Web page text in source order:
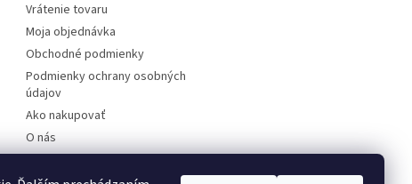
Vrátenie tovaru
Moja objednávka
Obchodné podmienky
Podmienky ochrany osobných
údajov
Ako nakupovať
O nás